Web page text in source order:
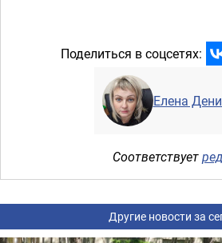
Поделиться в соцсетях:
Елена
Соответствует
Другие новости за